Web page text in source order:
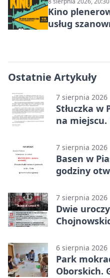
Kino
usług
Ostatnie Artykuły
7 sierpnia 2026
Stłuczka w
na miejscu.
7 sierpnia 2026
Basen w
godziny
7 sierpnia 2026
Dwie
6 sierpnia 2026
Park
Oborskich.